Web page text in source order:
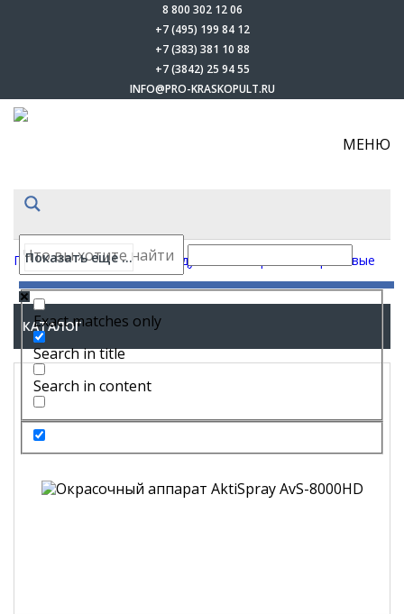
8 800 302 12 06
+7 (495) 199 84 12
+7 (383) 381 10 88
+7 (3842) 25 94 55
INFO@PRO-KRASKOPULT.RU
МЕНЮ
Показать еще ...
Exact matches only
Search in title
Search in content
Главная-Каталог-Безвоздушные аппараты Поршневые
КАТАЛОГ